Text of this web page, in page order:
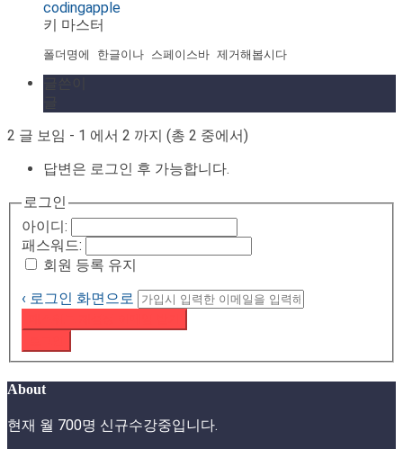
codingapple
키 마스터
폴더명에 한글이나 스페이스바 제거해봅시다
2 글 보임 - 1 에서 2 까지 (총 2 중에서)
답변은 로그인 후 가능합니다.
로그인
아이디:
패스워드:
회원 등록 유지
‹ 로그인 화면으로
About
현재 월 700명 신규수강중입니다.